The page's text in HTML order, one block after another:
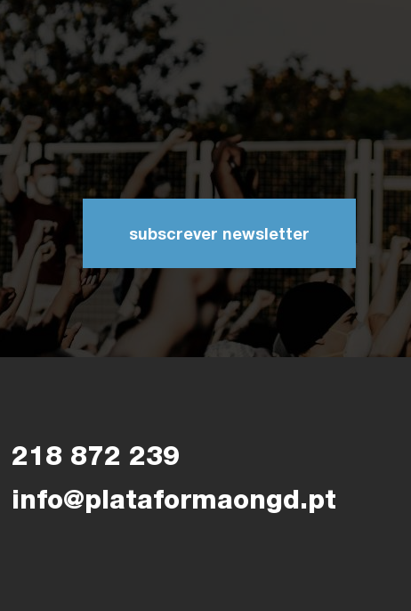
subscrever newsletter
218 872 239
info@plataformaongd.pt